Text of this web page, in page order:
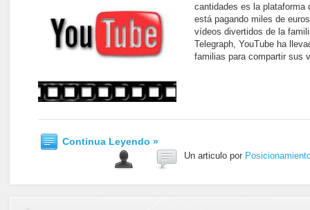
cantidades es la plataforma
está pagando miles de
vídeos divertidos de la
Telegraph, YouTube ha
familias para compartir sus
Continua Leyendo »
Un articulo por